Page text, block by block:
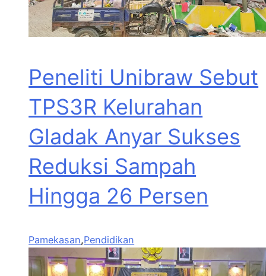
Peneliti Unibraw Sebut
TPS3R Kelurahan
Gladak Anyar Sukses
Reduksi Sampah
Hingga 26 Persen
Pamekasan,Pendidikan